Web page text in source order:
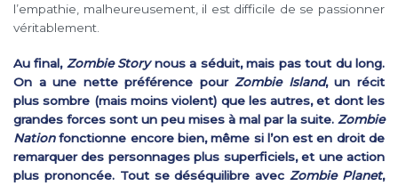
l’empathie, malheureusement, il est difficile de se passionner
véritablement.
Au final, Zombie Storynous a séduit, mais pas tout du long.
On a une nette préférence pour Zombie Island, un récit
plus sombre (mais moins violent) que les autres, et dont les
grandes forces sont un peu mises à mal par la suite. Zombie
Nationfonctionne encore bien, même si l’on est en droit de
remarquer des personnages plus superficiels, et une action
plus prononcée. Tout se déséquilibre avec Zombie Planet,